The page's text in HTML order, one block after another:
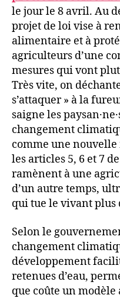
le jour le 8 avril. Au
projet de loi vise à
alimentaire et à
agriculteurs d’une
mesures qui vont
Très vite, on
s’attaquer » à la
saigne les
changement
comme une
les articles 5, 6 et 7
ramènent à une
d’un autre temps,
qui tue le vivant plus
Selon le
changement
développement
retenues d’eau,
que coûte un